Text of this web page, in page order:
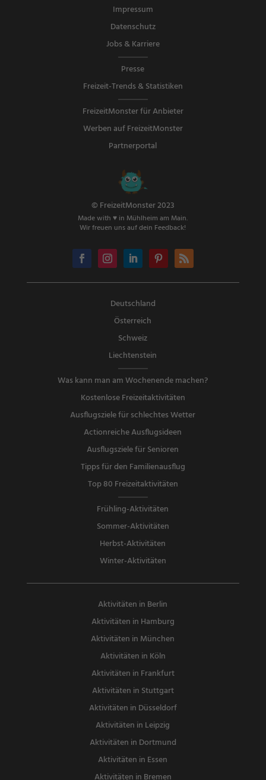
Impressum
Datenschutz
Jobs & Karriere
Presse
Freizeit-Trends & Statistiken
FreizeitMonster für Anbieter
Werben auf FreizeitMonster
Partnerportal
© FreizeitMonster 2023
Made with ♥ in Mühlheim am Main.
Wir freuen uns auf dein Feedback!
Deutschland
Österreich
Schweiz
Liechtenstein
Was kann man am Wochenende machen?
Kostenlose Freizeitaktivitäten
Ausflugsziele für schlechtes Wetter
Actionreiche Ausflugsideen
Ausflugsziele für Senioren
Tipps für den Familienausflug
Top 80 Freizeitaktivitäten
Frühling-Aktivitäten
Sommer-Aktivitäten
Herbst-Aktivitäten
Winter-Aktivitäten
Aktivitäten in Berlin
Aktivitäten in Hamburg
Aktivitäten in München
Aktivitäten in Köln
Aktivitäten in Frankfurt
Aktivitäten in Stuttgart
Aktivitäten in Düsseldorf
Aktivitäten in Leipzig
Aktivitäten in Dortmund
Aktivitäten in Essen